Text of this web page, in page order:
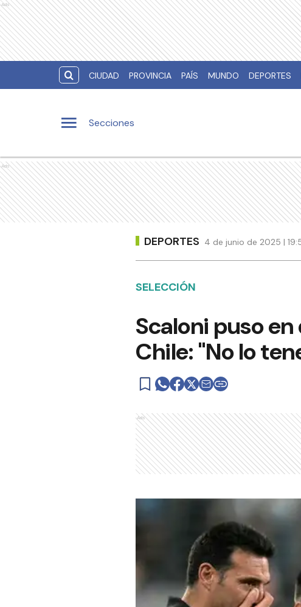
Ads
CIUDAD PROVINCIA PAÍS MUNDO DEPORTES
Secciones
Ads
DEPORTES 4 de junio de 2025 |
SELECCIÓN
Scaloni puso
Chile: "No lo
Ads